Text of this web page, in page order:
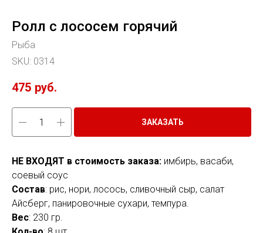
Ролл с лососем горячий
Рыба
SKU: 0314
475 руб.
ЗАКАЗАТЬ
НЕ ВХОДЯТ в стоимость заказа: имбирь, васаби,
соевый соус
Состав: рис, нори, лосось, сливочный сыр, салат
Айсберг, панировочные сухари, темпура.
Вес: 230 гр.